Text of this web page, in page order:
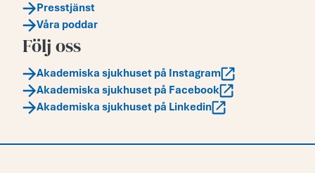
Presstjänst
Våra poddar
Följ oss
Akademiska sjukhuset på Instagram
Akademiska sjukhuset på Facebook
Akademiska sjukhuset på Linkedin